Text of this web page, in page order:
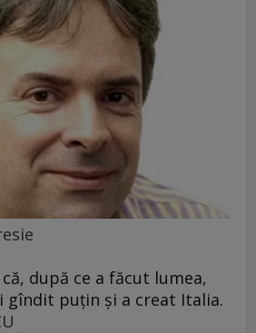
după ce a făcut lumea,
gîndit puțin și a creat Italia.